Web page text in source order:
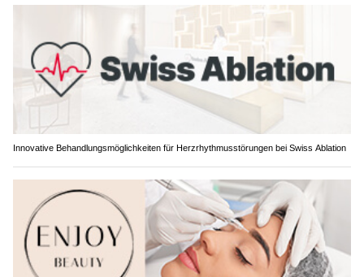
Innovative Behandlungsmöglichkeiten für Herzrhythmusstörungen bei Swiss Ablation